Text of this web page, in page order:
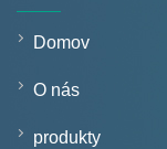
Domov
O nás
produkty